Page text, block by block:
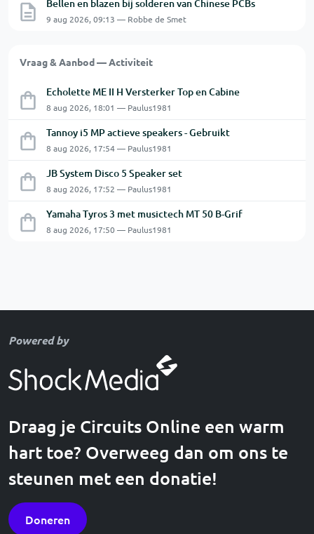
Bellen en blazen bij solderen van Chinese PCBs
9 aug 2026, 09:13 — Robbe de Smet
Vraag & Aanbod — Activiteit
Echolette ME II H Versterker Top en Cabine
8 aug 2026, 18:01 — Paulus1981
Tannoy i5 MP actieve speakers - Gebruikt
8 aug 2026, 17:54 — Paulus1981
JB System Disco 5 Speaker set
8 aug 2026, 17:52 — Paulus1981
Yamaha Tyros 3 met musictech MT 50 B-Grif
8 aug 2026, 17:50 — Paulus1981
Powered by
Draag je Circuits Online een warm
hart toe? Overweeg dan om ons te
steunen met een donatie!
Doneren